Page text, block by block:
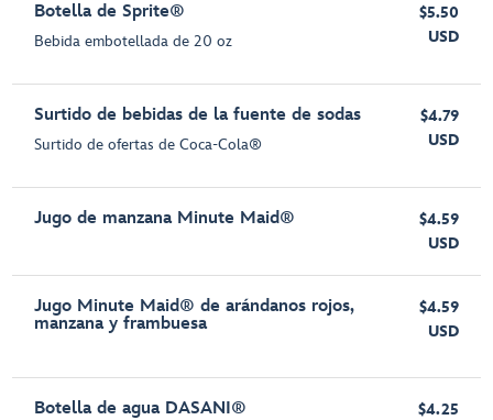
Botella de Sprite®
Bebida embotellada de 20 oz
$5.50
USD
Surtido de bebidas de la fuente de sodas
Surtido de ofertas de Coca-Cola®
$4.79
USD
Jugo de manzana Minute Maid®
$4.59
USD
Jugo Minute Maid® de arándanos rojos,
manzana y frambuesa
$4.59
USD
Botella de agua DASANI®
$4.25